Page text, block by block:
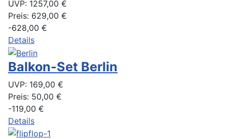
UVP: 1257,00 €
Preis: 629,00 €
-628,00 €
Details
Balkon-Set Berlin
UVP: 169,00 €
Preis: 50,00 €
-119,00 €
Details